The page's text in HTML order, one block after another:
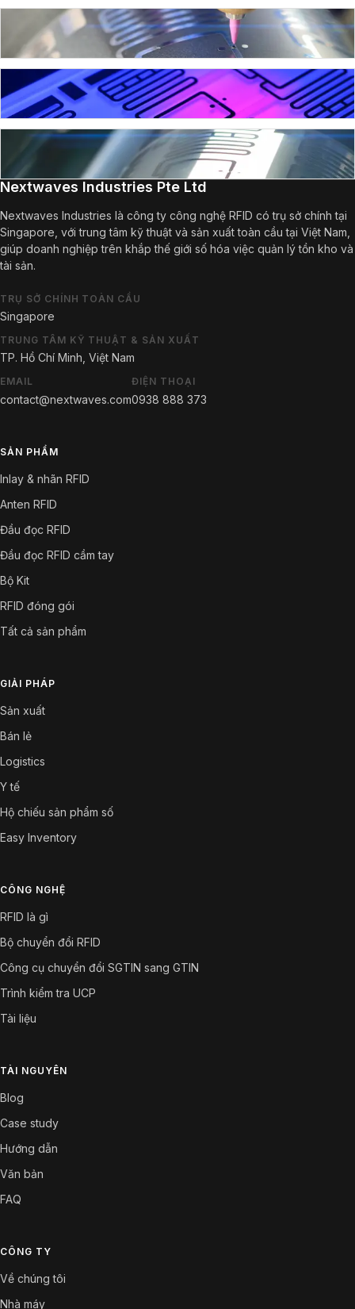
Nextwaves Industries Pte Ltd
Nextwaves Industries là công ty công nghệ RFID có trụ sở chính tại
Singapore, với trung tâm kỹ thuật và sản xuất toàn cầu tại Việt Nam,
giúp doanh nghiệp trên khắp thế giới số hóa việc quản lý tồn kho và
tài sản.
TRỤ SỞ CHÍNH TOÀN CẦU
Singapore
TRUNG TÂM KỸ THUẬT & SẢN XUẤT
TP. Hồ Chí Minh, Việt Nam
EMAIL
contact@nextwaves.com
ĐIỆN THOẠI
0938 888 373
SẢN PHẨM
Inlay & nhãn RFID
Anten RFID
Đầu đọc RFID
Đầu đọc RFID cầm tay
Bộ Kit
RFID đóng gói
Tất cả sản phẩm
GIẢI PHÁP
Sản xuất
Bán lẻ
Logistics
Y tế
Hộ chiếu sản phẩm số
Easy Inventory
CÔNG NGHỆ
RFID là gì
Bộ chuyển đổi RFID
Công cụ chuyển đổi SGTIN sang GTIN
Trình kiểm tra UCP
Tài liệu
TÀI NGUYÊN
Blog
Case study
Hướng dẫn
Văn bản
FAQ
CÔNG TY
Về chúng tôi
Nhà máy